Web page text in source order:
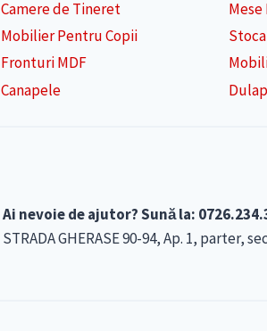
Camere de Tineret
Mobilier Pentru Copii
Fronturi MDF
Canapele
Ai nevoie de ajutor? Sună la:
STRADA GHERASE 90-94, Ap. 1, parter,